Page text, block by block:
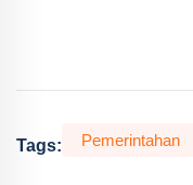
Tags: Pemerintahan